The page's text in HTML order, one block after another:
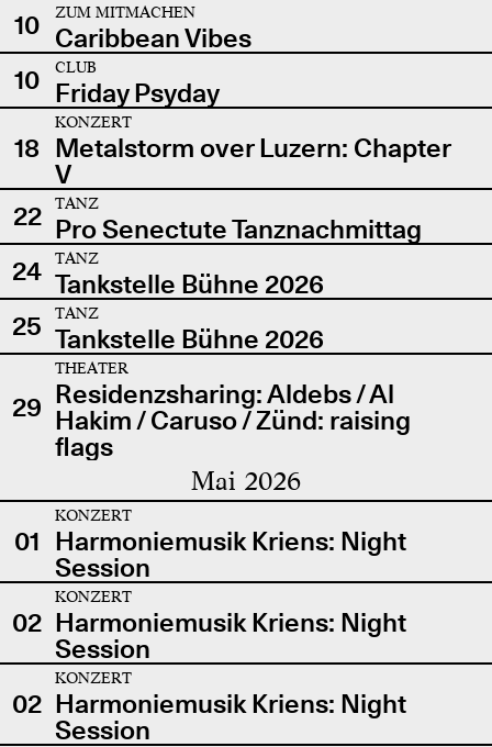
10
ZUM MITMACHEN
Caribbean Vibes
10
CLUB
Friday Psyday
18
KONZERT
Metalstorm over Luzern: Chapter
V
22
TANZ
Pro Senectute Tanznachmittag
24
TANZ
Tankstelle Bühne 2026
25
TANZ
Tankstelle Bühne 2026
29
THEATER
Residenzsharing: Aldebs / Al
Hakim / Caruso / Zünd: raising
flags
Mai 2026
01
KONZERT
Harmoniemusik Kriens: Night
Session
02
KONZERT
Harmoniemusik Kriens: Night
Session
02
KONZERT
Harmoniemusik Kriens: Night
Session